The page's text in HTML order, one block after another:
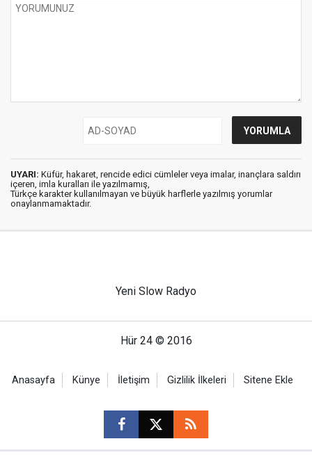
UYARI: Küfür, hakaret, rencide edici cümleler veya imalar, inançlara saldırı
içeren, imla kuralları ile yazılmamış,
Türkçe karakter kullanılmayan ve büyük harflerle yazılmış yorumlar
onaylanmamaktadır.
Yeni Slow Radyo
Hür 24 © 2016
Anasayfa Künye İletişim Gizlilik İlkeleri Sitene Ekle